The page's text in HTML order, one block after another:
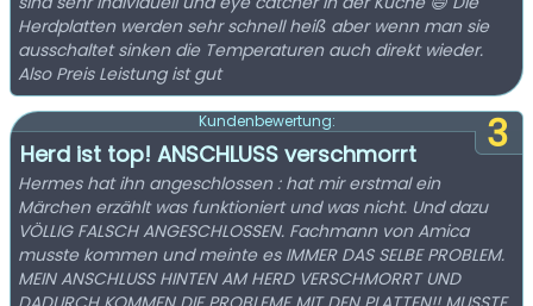
Herdplatten werden sehr schnell heiß aber wenn man sie
ausschaltet sinken die Temperaturen auch direkt wieder.
Also Preis Leistung ist gut
3
Kundenbewertung:
Herd ist top! ANSCHLUSS verschmorrt
Hermes hat ihn angeschlossen : hat mir erstmal ein
Märchen erzählt was funktioniert und was nicht. Und dazu
VÖLLIG FALSCH ANGESCHLOSSEN. Fachmann von Amica
musste kommen und meinte es IMMER DAS SELBE PROBLEM.
MEIN ANSCHLUSS HINTEN AM HERD VERSCHMORRT UND